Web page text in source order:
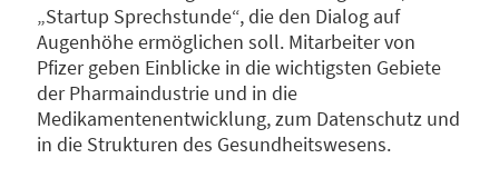
„Startup Sprechstunde“, die den Dialog auf
Augenhöhe ermöglichen soll. Mitarbeiter von
Pfizer geben Einblicke in die wichtigsten Gebiete
der Pharmaindustrie und in die
Medikamentenentwicklung, zum Datenschutz und
in die Strukturen des Gesundheitswesens.